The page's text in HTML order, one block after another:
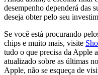
desempenho dependerá das
deseja obter pelo seu
Se você está procurando
chips e muito mais, visite
tudo o que precisa da Apple
atualizado sobre as últimas
Apple, não se esqueça de